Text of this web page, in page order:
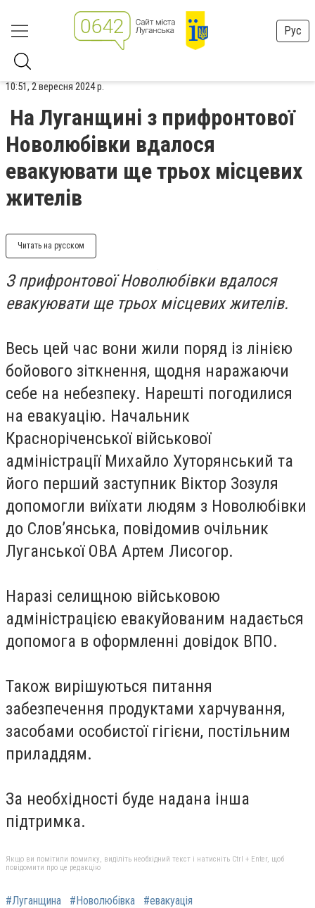
Рус
10:51, 2 вересня 2024 р.
На Луганщині з прифронтової
Новолюбівки вдалося
евакуювати ще трьох місцевих
жителів
Читать на русском
З прифронтової Новолюбівки вдалося
евакуювати ще трьох місцевих жителів.
Весь цей час вони жили поряд із лінією
бойового зіткнення, щодня наражаючи
себе на небезпеку. Нарешті погодилися
на евакуацію. Начальник
Красноріченської військової
адміністрації Михайло Хуторянський та
його перший заступник Віктор Зозуля
допомогли виїхати людям з Новолюбівки
до Слов’янська, повідомив очільник
Луганської ОВА Артем Лисогор.
Наразі селищною військовою
адміністрацією евакуйованим надається
допомога в оформленні довідок ВПО.
Також вирішуються питання
забезпечення продуктами харчування,
засобами особистої гігієни, постільним
приладдям.
За необхідності буде надана інша
підтримка.
Якщо ви помітили помилку, виділіть необхідний текст і натисніть Ctrl + Enter, щоб
повідомити про це редакцію
#Луганщина #Новолюбівка #евакуація